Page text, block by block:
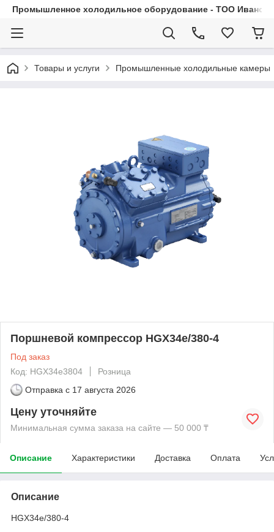
Промышленное холодильное оборудование - ТОО
Товары и услуги Промышленные холодильные камеры
Поршневой компрессор HGX34e/380-4
Под заказ
Код: HGX34e3804
Розница
Отправка с 17 августа 2026
Цену уточняйте
Минимальная сумма заказа на сайте — 50 000 ₸
Описание Характеристики Доставка Оплата
Описание
HGX34e/380-4